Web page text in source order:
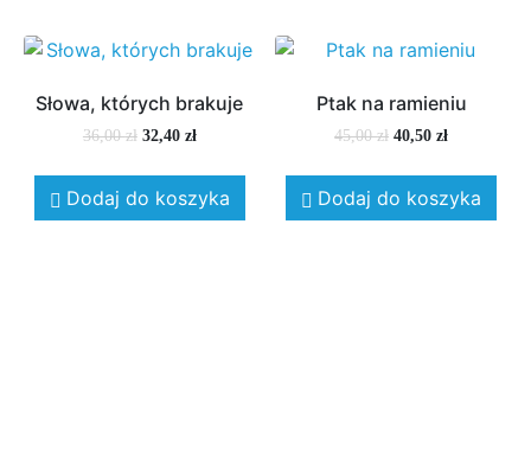
Słowa, których brakuje
36,00zł 32,40 zł
Dodaj do koszyka
Ptak na ramieniu
45,00zł 40,50zł
Dodaj do koszyka